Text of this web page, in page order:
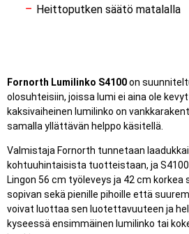
− Heittoputken säätö matalalla
Fornorth Lumilinko S4100on
olosuhteisiin, joissa lumi ei aina ole
kaksivaiheinen lumilinko on
samalla yllättävän helppo käsitellä.
Valmistaja Fornorth tunnetaan
kohtuuhintaisista tuotteistaan, ja
Lingon 56 cm työleveys ja 42 cm
sopivan sekä pienille pihoille että
voivat luottaa sen luotettavuuteen ja
kyseessä ensimmäinen lumilinko tai